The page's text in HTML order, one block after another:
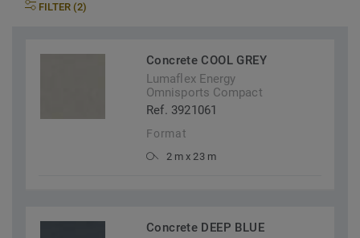
FILTER (2)
Concrete COOL GREY
Lumaflex Energy
Omnisports Compact
Ref. 3921061
Format
2 m x 23 m
Concrete DEEP BLUE